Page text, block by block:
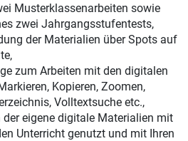
Musterklassenarbeiten sowie
zwei Jahrgangsstufentests,
der Materialien über Spots auf
zum Arbeiten mit den digitalen
Kopieren, Zoomen,
Volltextsuche etc.,
der eigene digitale Materialien mit
Unterricht genutzt und mit Ihren